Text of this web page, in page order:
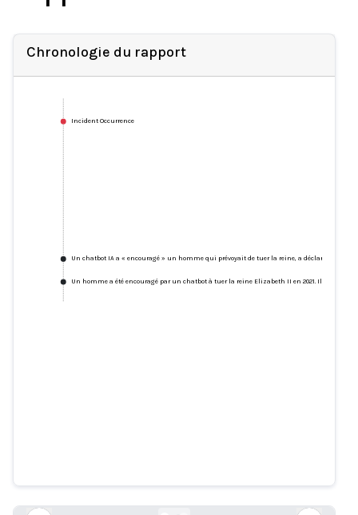
Chronologie du rapport
Incident Occurrence
Un chatbot IA a « encouragé » un homme qui prévoyait de tuer la reine, a déclaré le
Un homme a été encouragé par un chatbot à tuer la reine Elizabeth II en 2021. Il a été